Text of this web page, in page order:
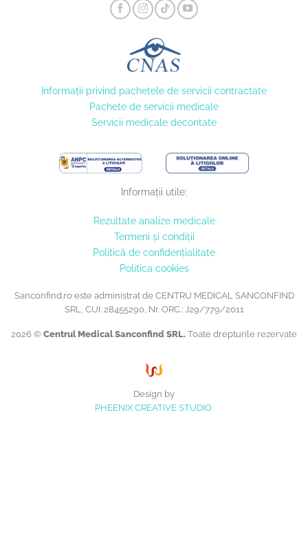
Informaţii privind pachetele de servicii contractate
Pachete de servicii medicale
Servicii medicale decontate
Informații utile:
Rezultate analize medicale
Termeni și condiții
Politică de confidențialitate
Politica cookies
Sanconfind.ro este administrat de CENTRU MEDICAL SANCONFIND
SRL, CUI: 28455290, Nr. ORC.: J29/779/2011
2026 © Centrul Medical Sanconfind SRL. Toate drepturile rezervate
Design by
PHEENIX CREATIVE STUDIO